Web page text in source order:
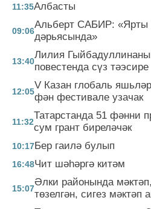
11:35Албасты
09:06
Альберт САБИР: «Ярты
дәрьясында»
13:40
Лилия
повестенда сүз тәэсире
12:05
V Казан глобаль
фән фестивале узачак
11:32
Татарстанда 51 фәнни
сум грант биреләчәк
10:17Бер гаилә булып
16:48Чит шәһәргә китәм
15:07
Әлки районында
төзелгән, сигез мәктәп